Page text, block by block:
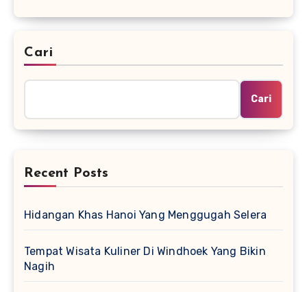
Cari
Cari
Recent Posts
Hidangan Khas Hanoi Yang Menggugah Selera
Tempat Wisata Kuliner Di Windhoek Yang Bikin
Nagih